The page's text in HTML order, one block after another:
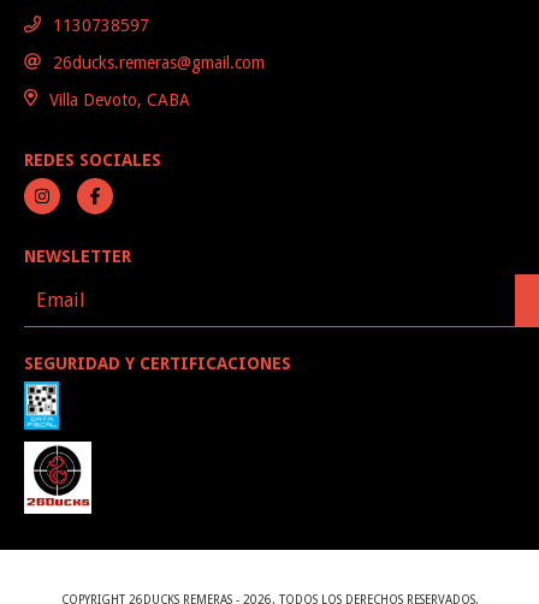
1130738597
26ducks.remeras@gmail.com
Villa Devoto, CABA
REDES SOCIALES
NEWSLETTER
SEGURIDAD Y CERTIFICACIONES
COPYRIGHT 26DUCKS REMERAS - 2026. TODOS LOS DERECHOS RESERVADOS.